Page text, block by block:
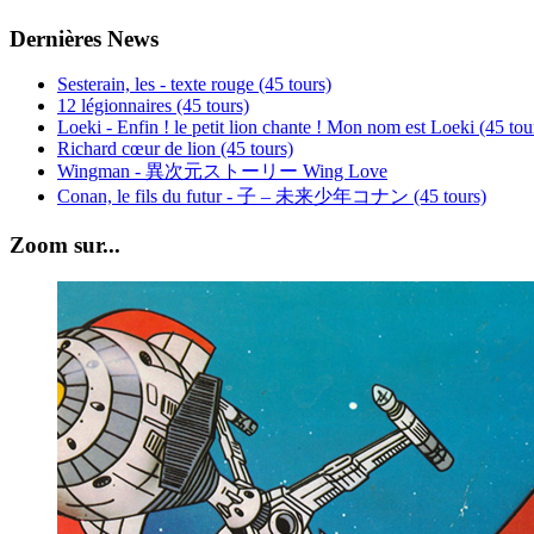
Dernières News
Sesterain, les - texte rouge (45 tours)
12 légionnaires (45 tours)
Loeki - Enfin ! le petit lion chante ! Mon nom est Loeki (45
Richard cœur de lion (45 tours)
Wingman - 異次元ストーリー Wing Love
Conan, le fils du futur - 子 – 未来少年コナン (45 tours)
Zoom sur...